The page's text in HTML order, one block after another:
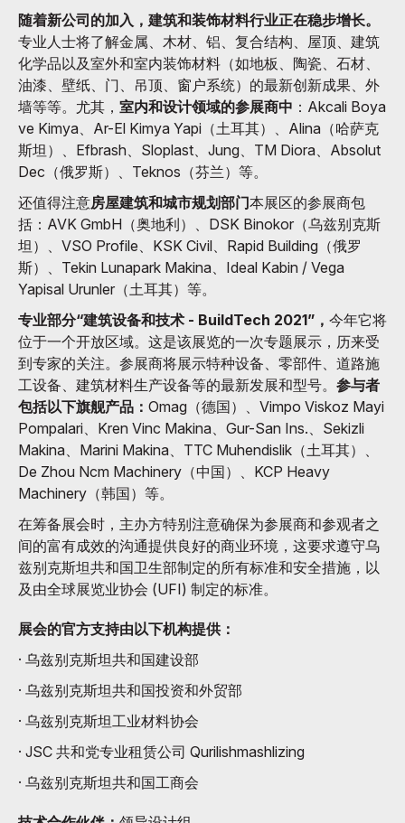
随着新公司的加入，建筑和装饰材料行业正在稳步增长。
专业人士将了解金属、木材、铝、复合结构、屋顶、建筑
化学品以及室外和室内装饰材料（如地板、陶瓷、石材、
油漆、壁纸、门、吊顶、窗户系统）的最新创新成果、外
墙等等。尤其， 室内和设计领域的参展商中 ：Akcali Boya
ve Kimya、Ar-El Kimya Yapi（土耳其）、Alina（哈萨克
斯坦）、Efbrash、Sloplast、Jung、TM Diora、Absolut
Dec（俄罗斯）、Teknos（芬兰）等。
还值得注意房屋建筑和城市规划部门本展区的参展商包
括：AVK GmbH（奥地利）、DSK Binokor（乌兹别克斯
坦）、VSO Profile、KSK Civil、Rapid Building（俄罗
斯）、Tekin Lunapark Makina、Ideal Kabin / Vega
Yapisal Urunler（土耳其）等。
专业部分“建筑设备和技术 - BuildTech 2021”， 今年它将
位于一个开放区域。这是该展览的一次专题展示，历来受
到专家的关注。参展商将展示特种设备、零部件、道路施
工设备、建筑材料生产设备等的最新发展和型号。 参与者
包括以下旗舰产品： Omag（德国）、Vimpo Viskoz Mayi
Pompalari、Kren Vinc Makina、Gur-San Ins.、Sekizli
Makina、Marini Makina、TTC Muhendislik（土耳其）、
De Zhou Ncm Machinery（中国）、KCP Heavy
Machinery（韩国）等。
在筹备展会时，主办方特别注意确保为参展商和参观者之
间的富有成效的沟通提供良好的商业环境，这要求遵守乌
兹别克斯坦共和国卫生部制定的所有标准和安全措施，以
及由全球展览业协会 (UFI) 制定的标准。
展会的官方支持由以下机构提供：
· 乌兹别克斯坦共和国建设部
· 乌兹别克斯坦共和国投资和外贸部
· 乌兹别克斯坦工业材料协会
· JSC 共和党专业租赁公司 Qurilishmashlizing
· 乌兹别克斯坦共和国工商会